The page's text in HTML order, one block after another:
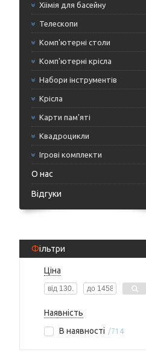
Хіімія для басейну
Телескопи
Комп'ютерні столи
Комп'ютерні крісла
Набори інструментів
Крісла
Карти пам'яті
Квадроцикли
Ігрові комплекти
О нас
Відгуки
Фільтри
Ціна
Наявність
В наявності
714